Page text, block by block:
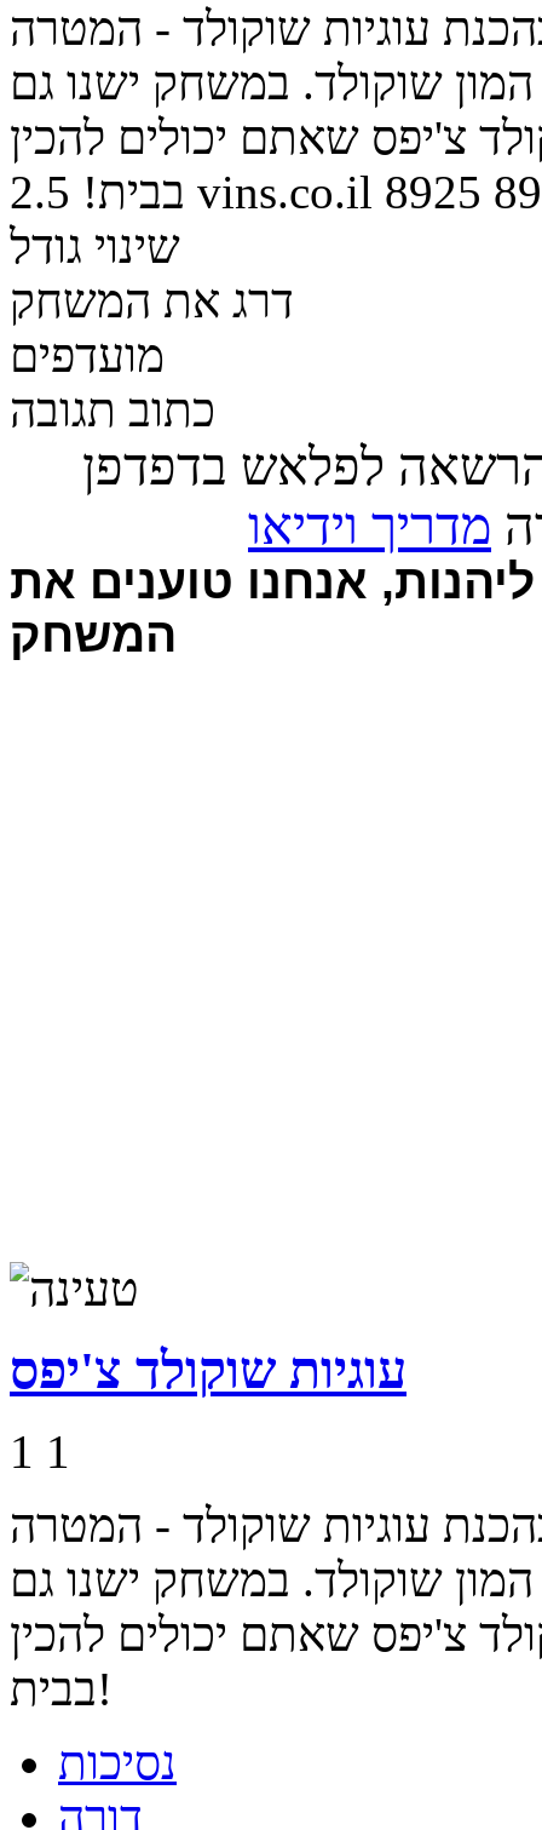
עוגיות שוקולד - המטרה
שוקולד. במשחק ישנו גם
צ'יפס שאתם יכולים להכין
בבית! 2.5 vins.co.il 8925
שינוי גודל
דרג את המשחק
מועדפים
כתוב תגובה
לפלאש בדפדפן
מדריך וידיאו
אנחנו טוענים את
המשחק
עוגיות שוקולד צ'יפס
1 1
עוגיות שוקולד - המטרה
שוקולד. במשחק ישנו גם
צ'יפס שאתם יכולים להכין
בבית!
נסיכות
דורה